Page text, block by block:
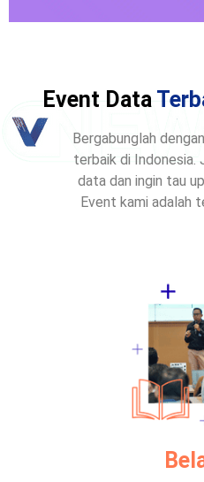
Event Data
Bergabunglah
terbaik di Indonesia.
data dan ingin tau
Event kami adalah